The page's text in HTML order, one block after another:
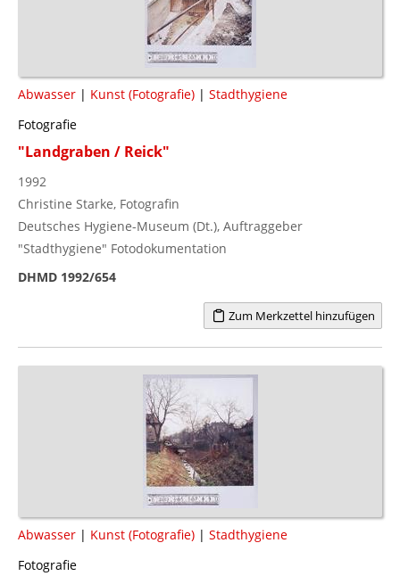
Abwasser | Kunst (Fotografie) | Stadthygiene
Fotografie
"Landgraben / Reick"
1992
Christine Starke, Fotografin
Deutsches Hygiene-Museum (Dt.), Auftraggeber
"Stadthygiene" Fotodokumentation
DHMD 1992/654
Zum Merkzettel hinzufügen
Abwasser | Kunst (Fotografie) | Stadthygiene
Fotografie